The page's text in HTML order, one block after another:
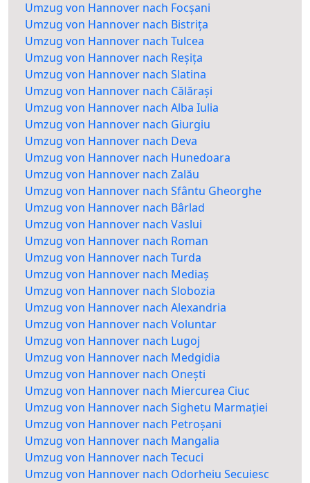
Umzug von Hannover nach Focșani
Umzug von Hannover nach Bistrița
Umzug von Hannover nach Tulcea
Umzug von Hannover nach Reșița
Umzug von Hannover nach Slatina
Umzug von Hannover nach Călărași
Umzug von Hannover nach Alba Iulia
Umzug von Hannover nach Giurgiu
Umzug von Hannover nach Deva
Umzug von Hannover nach Hunedoara
Umzug von Hannover nach Zalău
Umzug von Hannover nach Sfântu Gheorghe
Umzug von Hannover nach Bârlad
Umzug von Hannover nach Vaslui
Umzug von Hannover nach Roman
Umzug von Hannover nach Turda
Umzug von Hannover nach Mediaș
Umzug von Hannover nach Slobozia
Umzug von Hannover nach Alexandria
Umzug von Hannover nach Voluntar
Umzug von Hannover nach Lugoj
Umzug von Hannover nach Medgidia
Umzug von Hannover nach Onești
Umzug von Hannover nach Miercurea Ciuc
Umzug von Hannover nach Sighetu Marmației
Umzug von Hannover nach Petroșani
Umzug von Hannover nach Mangalia
Umzug von Hannover nach Tecuci
Umzug von Hannover nach Odorheiu Secuiesc